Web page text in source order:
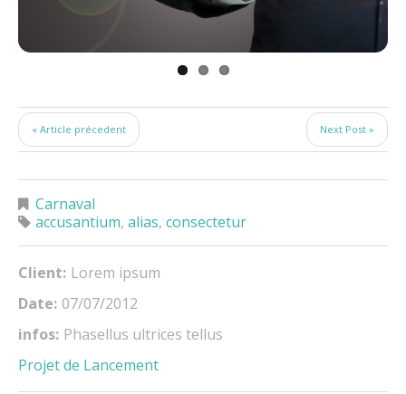
« Article précedent Next Post »
Carnaval
accusantium, alias, consectetur
Client: Lorem ipsum
Date: 07/07/2012
infos: Phasellus ultrices tellus
Projet de Lancement